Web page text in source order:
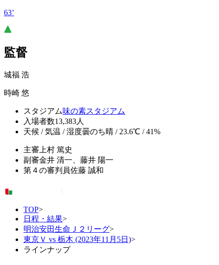
63’
監督
城福 浩
時崎 悠
スタジアム味の素スタジアム
入場者数13,383人
天候 / 気温 / 湿度曇のち晴 / 23.6℃ / 41%
主審 上村 篤史
副審金井 清一、藤井 陽一
第４の審判員佐藤 誠和
TOP>
日程・結果>
明治安田生命Ｊ２リーグ>
東京Ｖ vs 栃木 (2023年11月5日)>
ラインナップ